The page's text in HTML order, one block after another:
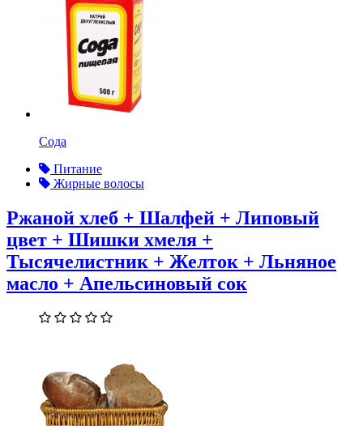
Сода
Питание
Жирные волосы
Ржаной хлеб + Шалфей + Липовый
цвет + Шишки хмеля +
Тысячелистник + Желток + Льняное
масло + Апельсиновый сок